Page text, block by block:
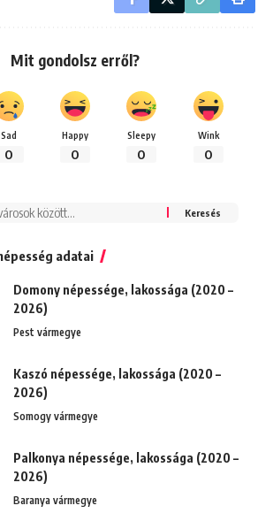
Mit gondolsz erről?
Sad
0
Happy
0
Sleepy
0
Wink
0
adatai
Domony népessége, lakossága (2020 –
2026)
Pest vármegye
Kaszó népessége, lakossága (2020 –
2026)
Somogy vármegye
Palkonya népessége, lakossága (2020 –
2026)
Baranya vármegye